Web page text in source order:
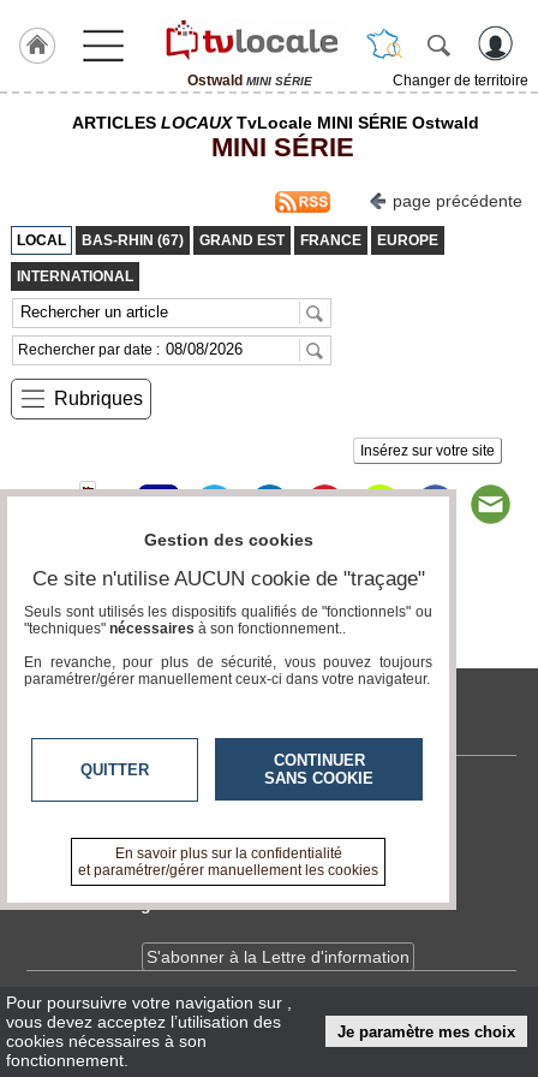
Ostwald MINI SÉRIE
Changer de territoire
TvLocale
France
Accueil
RUBRIQUES
Gazette
Médias
du
groupe
Blogs
Prémium
ARTICLES LOCAUXTvLocale MINI SÉRIE Ostwald
MINI SÉRIE
page précédente
LOCAL BAS-RHIN (67) GRAND EST FRANCE EUROPE
INTERNATIONAL
Rechercher par date :
Rubriques
Insérez sur votre site
Page 0 / 0
tvlocale.fr
Contactez-nous
A propos de tvlocale.fr
Devenir délégué
S'abonner à la Lettre d'information
InfosCNIL/RGPD
Conditions Générales d'Utilisation
Pour poursuivre votre navigation sur
vous devez acceptez l’utilisation des
cookies nécessaires à son
fonctionnement.
Je paramètre mes choix
Gestion des cookies
Ce site n'utilise AUCUN cookie de "traçage"
Seuls sont utilisés les dispositifs qualifiés de "fonctionnels" ou
"techniques" nécessaires à son fonctionnement..
En revanche, pour plus de sécurité, vous pouvez toujours
paramétrer/gérer manuellement ceux-ci dans votre navigateur.
QUITTER
CONTINUER
SANS COOKIE
En savoir plus sur la confidentialité
et paramétrer/gérer manuellement les cookies